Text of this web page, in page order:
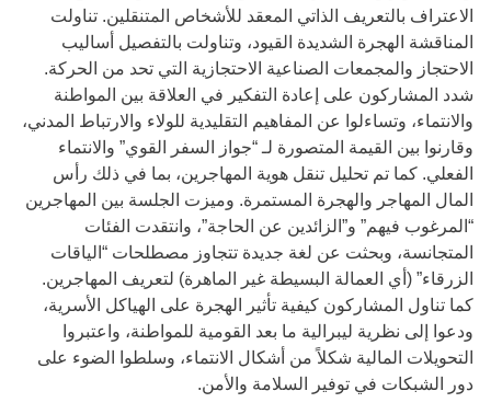
الاعتراف بالتعريف الذاتي المعقد للأشخاص المتنقلين. تناولت
المناقشة الهجرة الشديدة القيود، وتناولت بالتفصيل أساليب
الاحتجاز والمجمعات الصناعية الاحتجازية التي تحد من الحركة.
شدد المشاركون على إعادة التفكير في العلاقة بين المواطنة
والانتماء، وتساءلوا عن المفاهيم التقليدية للولاء والارتباط المدني،
وقارنوا بين القيمة المتصورة لـ “جواز السفر القوي” والانتماء
الفعلي. كما تم تحليل تنقل هوية المهاجرين، بما في ذلك رأس
المال المهاجر والهجرة المستمرة. وميزت الجلسة بين المهاجرين
“المرغوب فيهم” و”الزائدين عن الحاجة”، وانتقدت الفئات
المتجانسة، وبحثت عن لغة جديدة تتجاوز مصطلحات “الياقات
الزرقاء” (أي العمالة البسيطة غير الماهرة) لتعريف المهاجرين.
كما تناول المشاركون كيفية تأثير الهجرة على الهياكل الأسرية،
ودعوا إلى نظرية ليبرالية ما بعد القومية للمواطنة، واعتبروا
التحويلات المالية شكلاً من أشكال الانتماء، وسلطوا الضوء على
دور الشبكات في توفير السلامة والأمن.